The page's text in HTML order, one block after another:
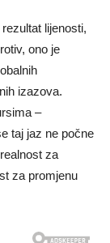
lijenosti,
ono je
izazova.
–
taj jaz ne počne
za
za promjenu